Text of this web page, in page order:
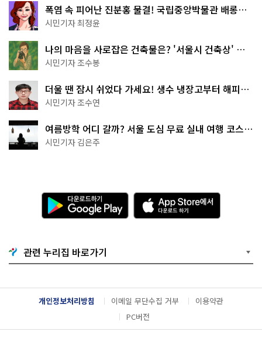
폭염 속 피어난 진분홍 물결! 국립중앙박물관 배롱나
무 명소
시민기자 최정윤
나의 마음을 사로잡은 건축물은? '서울시 건축상' 수
상작 공개!
시민기자 조수봉
더울 땐 잠시 쉬었다 가세요! 생수 냉장고부터 해피소
·무더위쉼터까지
시민기자 조수연
여름방학 어디 갈까? 서울 도심 무료 실내 여행 코스
추천
시민기자 김은주
다
운
로
기
G
o
g
l
e
l
A
p
p
e
서
다
운
드
관련 누리집 바로가기
개인정보처리방침 이메일 무단수집 거부
이용약관
PC버전